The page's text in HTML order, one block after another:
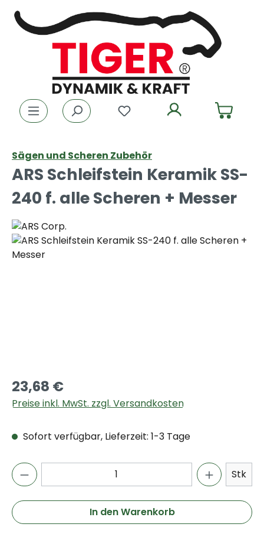
Zum Hauptinhalt springen
Du hast 0 Produkte auf
Sägen und Scheren Zubehör
ARS Schleifstein Keramik SS-
240 f. alle Scheren + Messer
Bildergalerie überspringen
23,68 €
Preise inkl. MwSt. zzgl. Versandkosten
Sofort verfügbar, Lieferzeit: 1-3 Tage
Stk
In den Warenkorb